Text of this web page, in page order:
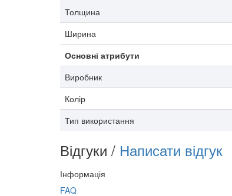
Толщина
Ширина
Основні атрибути
Виробник
Колір
Тип використання
Відгуки / Написати відгук
Інформація
FAQ